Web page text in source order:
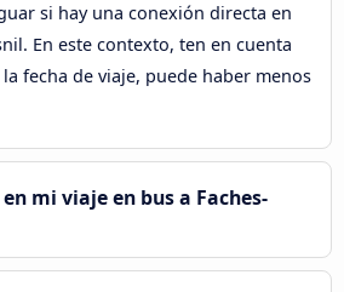
si hay una conexión directa en
En este contexto, ten en cuenta
fecha de viaje, puede haber menos
mi viaje en bus a Faches-